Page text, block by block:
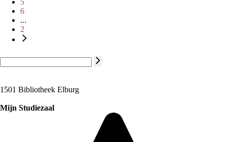
5
6
...
2
1501 Bibliotheek Elburg
Mijn Studiezaal